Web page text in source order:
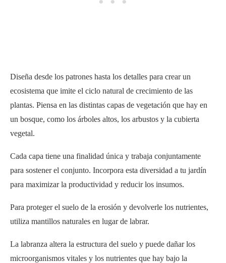
Diseña desde los patrones hasta los detalles para crear un
ecosistema que imite el ciclo natural de crecimiento de las
plantas. Piensa en las distintas capas de vegetación que hay en
un bosque, como los árboles altos, los arbustos y la cubierta
vegetal.
Cada capa tiene una finalidad única y trabaja conjuntamente
para sostener el conjunto. Incorpora esta diversidad a tu jardín
para maximizar la productividad y reducir los insumos.
Para proteger el suelo de la erosión y devolverle los nutrientes,
utiliza mantillos naturales en lugar de labrar.
La labranza altera la estructura del suelo y puede dañar los
microorganismos vitales y los nutrientes que hay bajo la